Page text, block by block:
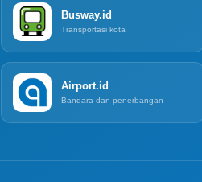
Busway.id
Transportasi kota
Airport.id
Bandara dan penerbangan